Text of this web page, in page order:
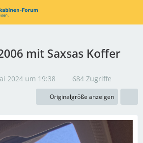
mit Saxsas Koffer
2024 um 19:38 684 Zugriffe
Originalgröße anzeigen